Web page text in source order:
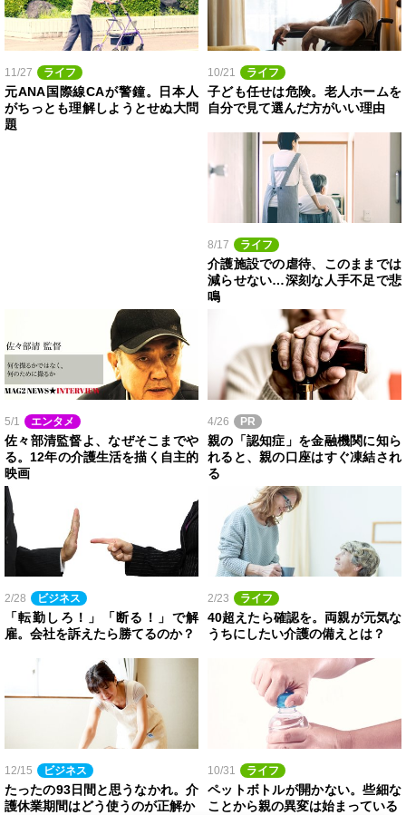
11/27 ライフ
元ANA国際線CAが警鐘。日本人
がちっとも理解しようとせぬ大問
題
10/21 ライフ
子ども任せは危険。老人ホームを
自分で見て選んだ方がいい理由
8/17 ライフ
介護施設での虐待、このままでは
減らせない…深刻な人手不足で悲
鳴
5/1 エンタメ
佐々部清監督よ、なぜそこまでや
る。12年の介護生活を描く自主的
映画
4/26 PR
親の「認知症」を金融機関に知ら
れると、親の口座はすぐ凍結され
る
2/28 ビジネス
「転勤しろ！」「断る！」で解
雇。会社を訴えたら勝てるのか？
2/23 ライフ
40超えたら確認を。両親が元気な
うちにしたい介護の備えとは？
12/15 ビジネス
たったの93日間と思うなかれ。介
護休業期間はどう使うのが正解か
10/31 ライフ
ペットボトルが開かない。些細な
ことから親の異変は始まっている